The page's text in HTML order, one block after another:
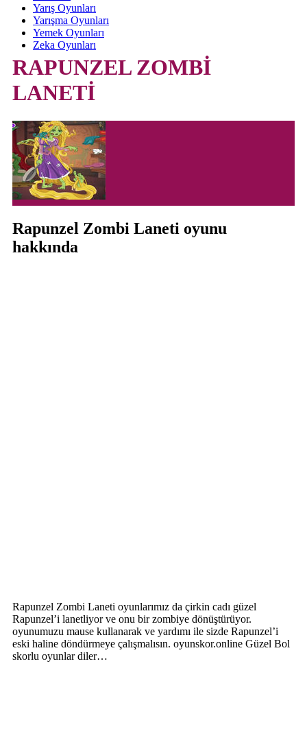
Yarış Oyunları
Yarışma Oyunları
Yemek Oyunları
Zeka Oyunları
RAPUNZEL ZOMBİ
LANETİ
Rapunzel Zombi Laneti oyunu
hakkında
Rapunzel Zombi Laneti oyunlarımız da çirkin cadı güzel
Rapunzel’i lanetliyor ve onu bir zombiye dönüştürüyor.
oyunumuzu mause kullanarak ve yardımı ile sizde Rapunzel’i
eski haline döndürmeye çalışmalısın. oyunskor.online Güzel Bol
skorlu oyunlar diler…